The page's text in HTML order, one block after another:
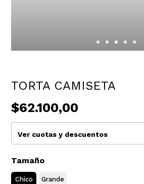
TORTA CAMISETA
$62.100,00
Ver cuotas y descuentos
Tamaño
Chico Grande